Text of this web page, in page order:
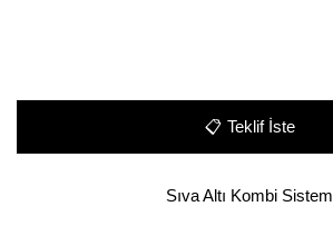
📋 Teklif İste
Sıva Altı Kombi Sistem